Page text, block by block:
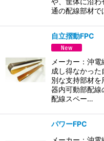
通の配線部材
自立摺動FPC
メーカー：沖
成し得なかっ
別な支持部材
器内可動部配
配線スペー…
パワーFPC